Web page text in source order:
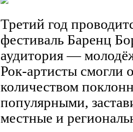
Третий год
фестиваль Баренц
аудитория —
Рок-артисты смогли
количеством
популярными,
местные и